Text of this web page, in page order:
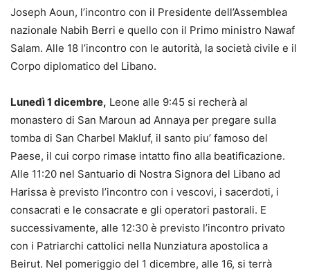
Joseph Aoun, l’incontro con il Presidente dell’Assemblea
nazionale Nabih Berri e quello con il Primo ministro Nawaf
Salam. Alle 18 l’incontro con le autorità, la società civile e il
Corpo diplomatico del Libano.
Lunedì 1 dicembre, Leone alle 9:45 si recherà al
monastero di San Maroun ad Annaya per pregare sulla
tomba di San Charbel Makluf, il santo piu’ famoso del
Paese, il cui corpo rimase intatto fino alla beatificazione.
Alle 11:20 nel Santuario di Nostra Signora del Libano ad
Harissa è previsto l’incontro con i vescovi, i sacerdoti, i
consacrati e le consacrate e gli operatori pastorali. E
successivamente, alle 12:30 è previsto l’incontro privato
con i Patriarchi cattolici nella Nunziatura apostolica a
Beirut. Nel pomeriggio del 1 dicembre, alle 16, si terrà